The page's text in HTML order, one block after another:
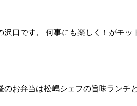
沢口です。 何事にも楽しく！がモ
お弁当は松嶋シェフの旨味ランチ